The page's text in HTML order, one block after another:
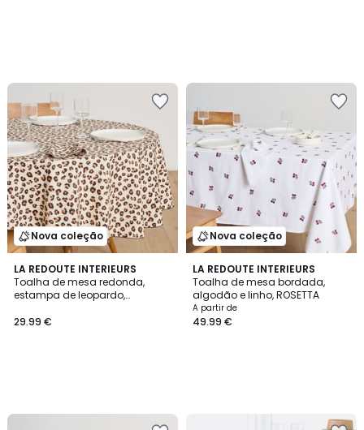
Nova coleção
LA REDOUTE INTERIEURS
Toalha de mesa redonda,
estampa de leopardo,
29.99 €
Nova coleção
LA REDOUTE INTERIEURS
Toalha de mesa bordada,
algodão e linho, ROSETTA
A partir de
49.99 €